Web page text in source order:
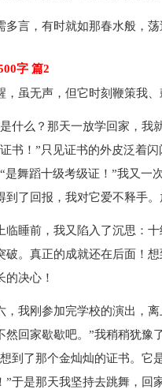
多言，有时就如那春水般，
字 篇2
，虽无声，但它时刻鞭策我
什么？那天一放学回家，我
书！”只见证书的外皮泛着
是舞蹈十级考级证！”我又一
到了回报，我对它爱不释手。
临睡前，我又陷入了沉思：
破。真正的成就还在后面！
的决心！
，我刚参加完学校的演出，
然回家歇歇吧。”我稍稍犹豫
到了那个金灿灿的证书。它
”于是那天我坚持去跳舞，回